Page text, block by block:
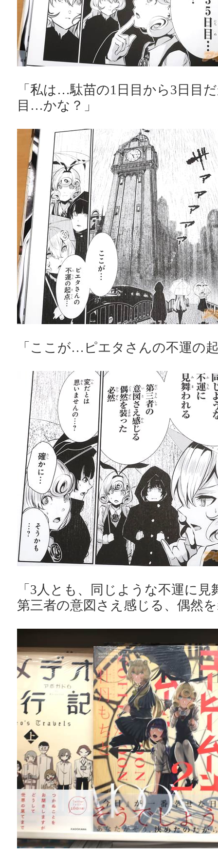
「私は…駄苗の1日目から3日目
目…かな？」
「ここが…ピエタさんの不運の
「3人とも、同じような不運に見
第三者の意図さえ感じる、偶然